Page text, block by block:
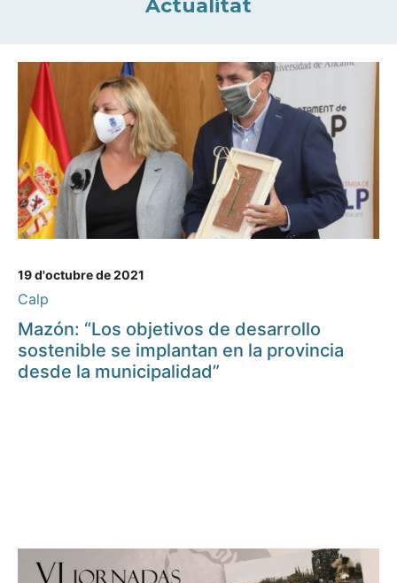
Actualitat
19 d'octubre de 2021
Calp
Mazón: “Los objetivos de desarrollo
sostenible se implantan en la provincia
desde la municipalidad”